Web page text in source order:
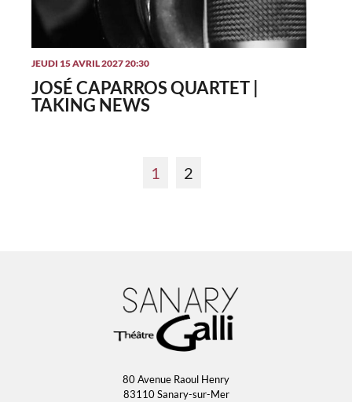
JEUDI 15 AVRIL 2027 20:30
JOSÉ CAPARROS QUARTET |
TAKING NEWS
1 2
80 Avenue Raoul Henry
83110 Sanary-sur-Mer